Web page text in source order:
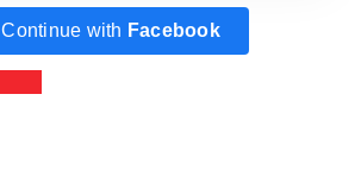
Continue with Facebook